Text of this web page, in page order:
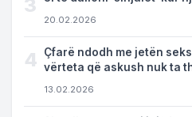
3
20.02.2026
4
Çfarë ndodh me jetën
vërteta që askush nuk ta
13.02.2026